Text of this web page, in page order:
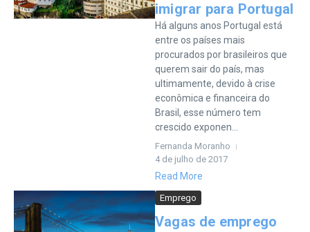
imigrar para Portugal
Há alguns anos Portugal está
entre os países mais
procurados por brasileiros que
querem sair do país, mas
ultimamente, devido à crise
econômica e financeira do
Brasil, esse número tem
crescido exponen...
Fernanda Moranho
4 de julho de 2017
Read More
Emprego
Vagas de emprego